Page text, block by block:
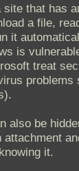
that has
a file,
it
is
treat
problems
also be
attachment
it.